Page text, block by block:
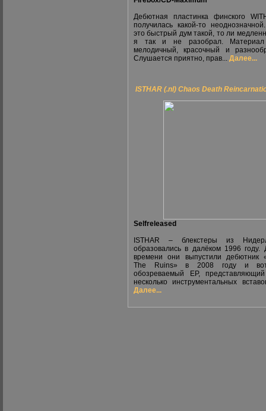
Дебютная пластинка финского
получилась какой-то
это быстрый дум такой, то ли
я так и не разобрал. Материал
мелодичный, красочный и
Слушается приятно, прав... Далее...
ISTHAR (.nl) Chaos Death
Selfreleased
ISTHAR – блекстеры из
образовались в далёком 1996 году.
времени они выпустили дебютник
The Ruins» в 2008 году и
обозреваемый ЕР,
несколько инструментальных
Далее...